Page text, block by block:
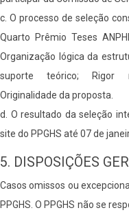
c. O processo de seleção
Quarto Prêmio Teses
Organização lógica da
suporte teórico; Rigor
Originalidade da proposta.
d. O resultado da seleção
site do PPGHS até 07 de
5. DISPOSIÇÕES
Casos omissos ou
PPGHS. O PPGHS não se